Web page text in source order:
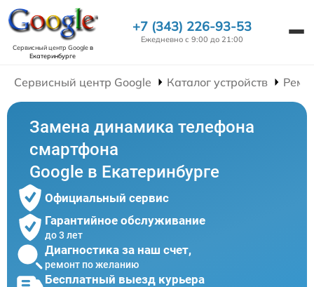
Сервисный центр Googleв
Екатеринбурге
+7 (343) 226-93-53
Ежедневно с 9:00 до 21:00
Сервисный центр Google Каталог устройств
Замена динамика телефона
смартфона
Google в Екатеринбурге
Официальный сервис
Гарантийное обслуживание
до 3 лет
Диагностика за наш счет,
ремонт по желанию
Бесплатный выезд курьера